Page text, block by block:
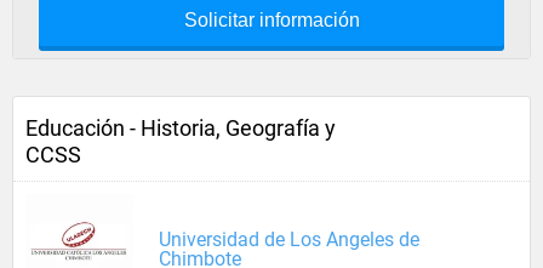
Solicitar información
Educación - Historia, Geografía y
CCSS
Universidad de Los Angeles de
Chimbote